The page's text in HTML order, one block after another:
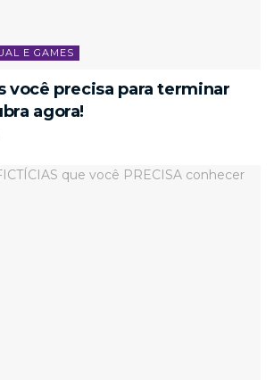
E GAMES
você precisa para terminar
agora!